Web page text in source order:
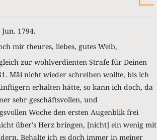
1794.
mir theures, liebes, gutes Weib,
zur wohlverdienten Strafe für Deinen
Mäi nicht wieder schreiben wollte, bis ich
erhalten hätte, so kann ich doch, da
sehr geschäftsvollen, und
Woche den ersten Augenblik frei
über’s Herz bringen, [nicht] ein wenig mit
Behalte ich es doch immer in meiner